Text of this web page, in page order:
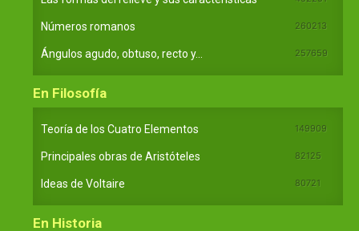
Números romanos 260213
Ángulos agudo, obtuso, recto y... 257659
En Filosofía
Teoría de los Cuatro Elementos 149909
Principales obras de Aristóteles 82125
Ideas de Voltaire 80721
En Historia